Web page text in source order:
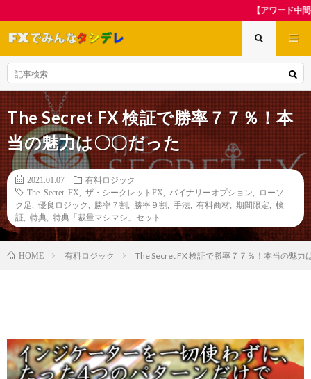
【アワード中間発表記念】夏休み
The Secret FX 検証で勝率７７％！本
当の魅力は〇〇だった
2021.01.07
有料ロジック
The Secret FX
ザ・シークレットFX バイナリーオプション
ローソ
ク足
優良ロジック 勝率７割 勝率９割 手法 有料商材 期間限定
検
証
特典 特典「裁量マシマシ」セット
HOME 有料ロジック The Secret FX 検証で勝率７７％！本当の魅力